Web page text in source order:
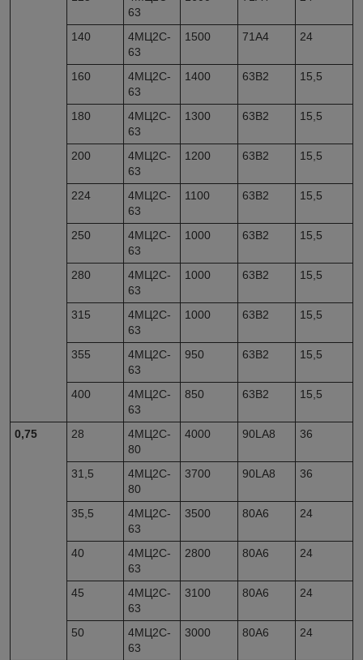
63
140
4МЦ2С-
63
1500 71A4 24
160
4МЦ2С-
63
1400 63B2 15,5
180
4МЦ2С-
63
1300 63B2 15,5
200
4МЦ2С-
63
1200 63B2 15,5
224
4МЦ2С-
63
1100 63B2 15,5
250
4МЦ2С-
63
1000 63B2 15,5
280
4МЦ2С-
63
1000 63B2 15,5
315
4МЦ2С-
63
1000 63B2 15,5
355
4МЦ2С-
63
950 63B2 15,5
400
4МЦ2С-
63
850 63B2 15,5
0,75 28
4МЦ2С-
80
4000 90LА8 36
31,5
4МЦ2С-
80
3700 90LА8 36
35,5
4МЦ2С-
63
3500 80А6 24
40
4МЦ2С-
63
2800 80А6 24
45
4МЦ2С-
63
3100 80А6 24
50
4МЦ2С-
63
3000 80А6 24